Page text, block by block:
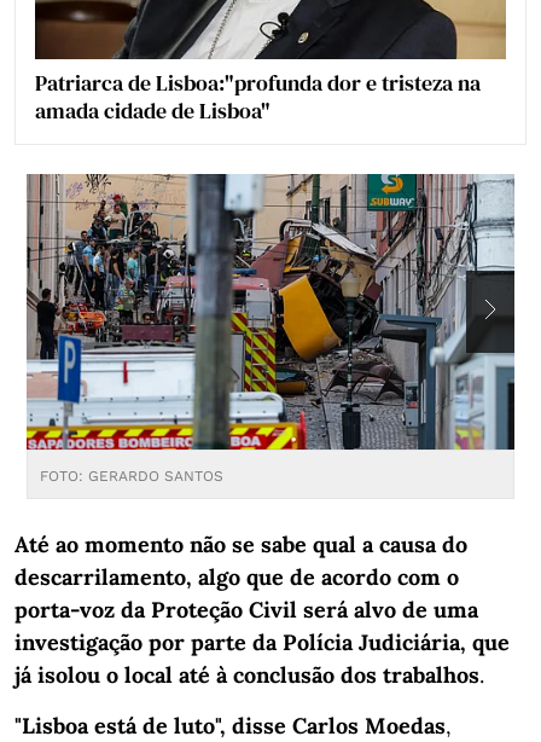
Patriarca de Lisboa:"profunda dor e tristeza na
amada cidade de Lisboa"
FOTO: GERARDO SANTOS
Até ao momento não se sabe qual a causa do
descarrilamento, algo que de acordo com o
porta-voz da Proteção Civil será alvo de uma
investigação por parte da Polícia Judiciária, que
já isolou o local até à conclusão dos trabalhos.
"Lisboa está de luto", disse Carlos Moedas,